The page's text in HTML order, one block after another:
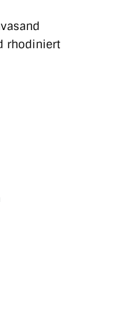
rhodiniert